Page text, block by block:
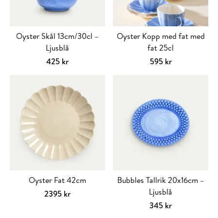
olika
alternativen
kan
väljas
på
Oyster Skål 13cm/30cl –
Ljusblå
425 kr
Oyster Kopp med fat med
fat 25cl
595 kr
har
varianter.
De
kan
väljas
på
Oyster Fat 42cm
2395 kr
Bubbles Tallrik 20x16cm –
Ljusblå
345 kr